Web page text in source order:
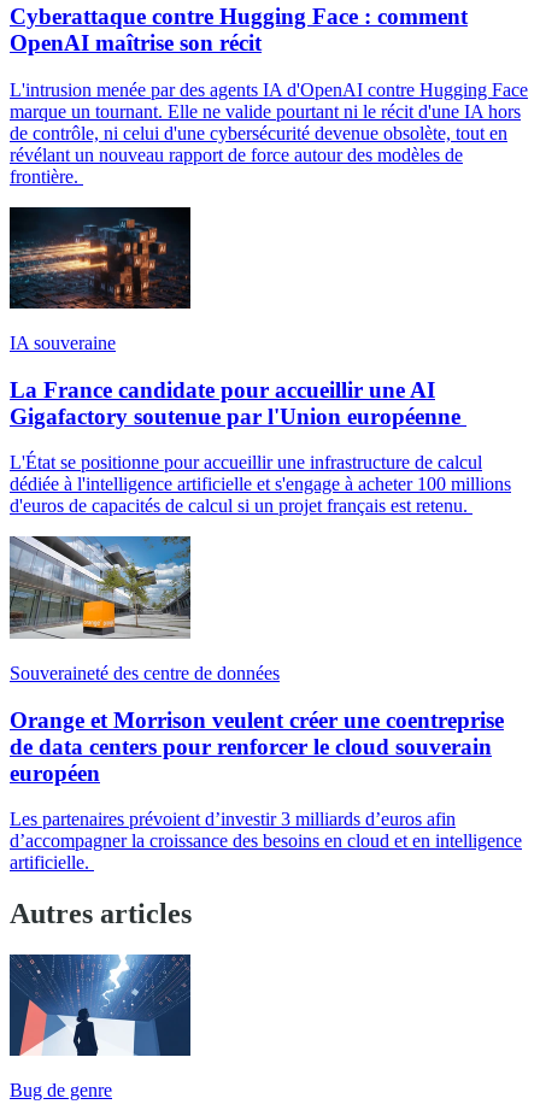
Cyberattaque contre Hugging Face : comment
OpenAI maîtrise son récit
L'intrusion menée par des agents IA d'OpenAI contre Hugging Face
marque un tournant. Elle ne valide pourtant ni le récit d'une IA hors
de contrôle, ni celui d'une cybersécurité devenue obsolète, tout en
révélant un nouveau rapport de force autour des modèles de
frontière.
IA souveraine
La France candidate pour accueillir une AI
Gigafactory soutenue par l'Union européenne
L'État se positionne pour accueillir une infrastructure de calcul
dédiée à l'intelligence artificielle et s'engage à acheter 100 millions
d'euros de capacités de calcul si un projet français est retenu.
Souveraineté des centre de données
Orange et Morrison veulent créer une coentreprise
de data centers pour renforcer le cloud souverain
européen
Les partenaires prévoient d’investir 3 milliards d’euros afin
d’accompagner la croissance des besoins en cloud et en intelligence
artificielle.
Autres articles
Bug de genre